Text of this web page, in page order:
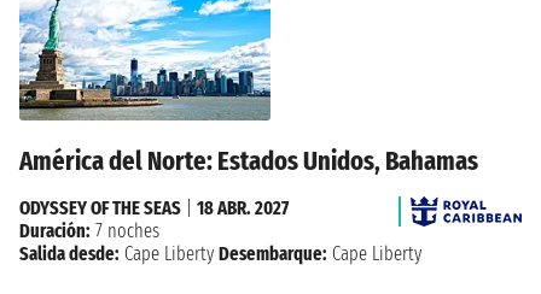
América del Norte: Estados Unidos, Bahamas
ODYSSEY OF THE SEAS
18 ABR. 2027
Duración: 7 noches
Salida desde: Cape Liberty Desembarque: Cape Liberty